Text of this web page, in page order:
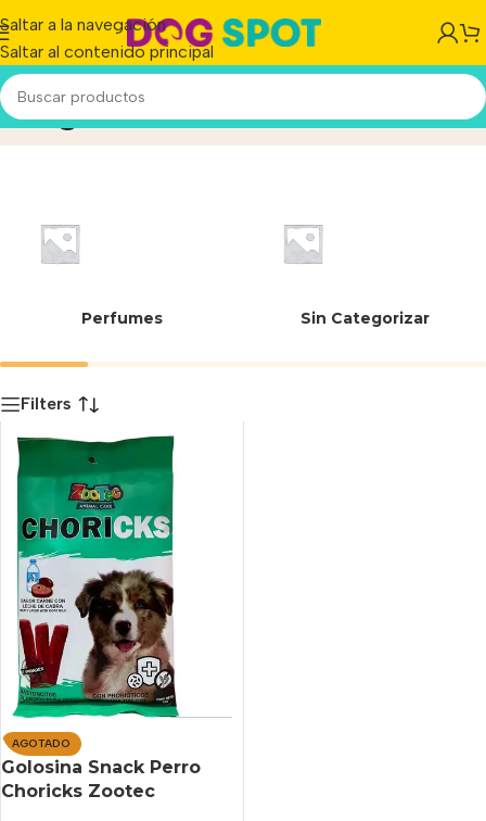
Saltar a la navegación
Saltar al contenido principal
95 gInicio/Producto
Perfumes Sin Categorizar
Filters
AGOTADO
Golosina Snack Perro
Choricks Zootec